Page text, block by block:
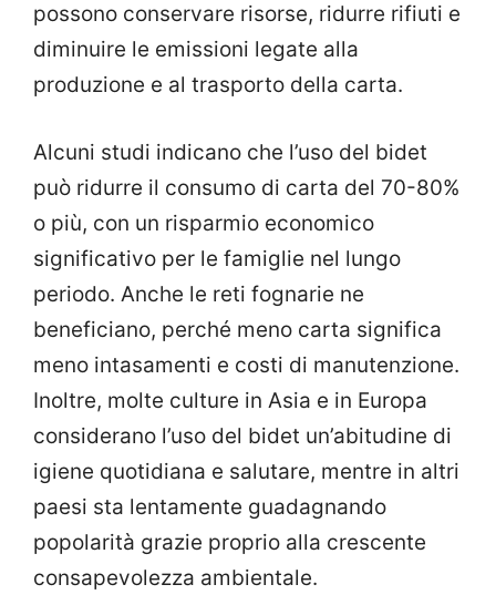
possono conservare risorse, ridurre rifiuti e
diminuire le emissioni legate alla
produzione e al trasporto della carta.
Alcuni studi indicano che l’uso del bidet
può ridurre il consumo di carta del 70-80%
o più, con un risparmio economico
significativo per le famiglie nel lungo
periodo. Anche le reti fognarie ne
beneficiano, perché meno carta significa
meno intasamenti e costi di manutenzione.
Inoltre, molte culture in Asia e in Europa
considerano l’uso del bidet un’abitudine di
igiene quotidiana e salutare, mentre in altri
paesi sta lentamente guadagnando
popolarità grazie proprio alla crescente
consapevolezza ambientale.